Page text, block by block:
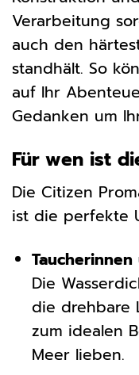
Verarbeitung
auch den
standhält. So
auf Ihr
Gedanken um
Für wen ist
Die Citizen
ist die perfekte
Die
die drehbare
zum idealen
Meer lieben.